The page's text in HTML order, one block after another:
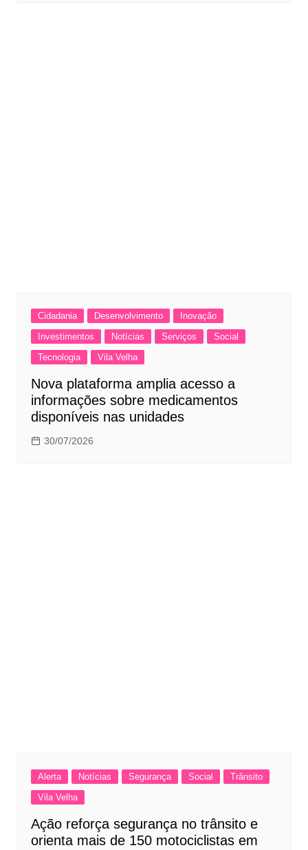
Cidadania Desenvolvimento
Inovação
Investimentos
Notícias Serviços
Social
Tecnologia
Vila Velha
Nova plataforma amplia acesso a
informações sobre medicamentos
disponíveis nas unidades
30/07/2026
Alerta Notícias Segurança Social
Trânsito
Vila Velha
Ação reforça segurança no trânsito e
orienta mais de 150 motociclistas em